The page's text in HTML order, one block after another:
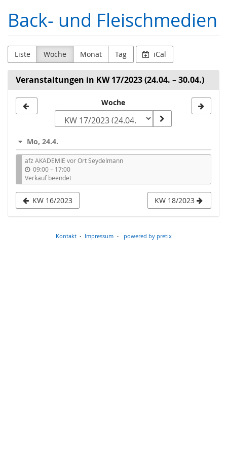
Haupt-
Inhalt
Back- und Fleischmedien
Liste Woche Monat Tag iCal
Veranstaltungen in KW 17/2023 (24.04. – 30.04.)
zur
auswählen
Woche
Mo, 24.4.
afz AKADEMIE vor Ort Seydelmann
09:00–b
i
s
17:00
Verkauf beendet
KW 16/2023 KW 18/2023
Kontakt Impressum powered by pretix